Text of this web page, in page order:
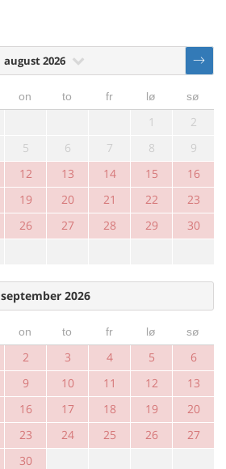
august 2026
on to fr lø
sø
1 2
5 6 7 8 9
12 13 14 15 16
19 20 21 22 23
26 27 28 29 30
september 2026
on to fr lø
sø
2 3 4 5 6
9 10 11 12 13
16 17 18 19 20
23 24 25 26 27
30